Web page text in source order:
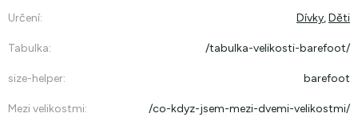
Určení: Dívky,Děti
Tabulka: /tabulka-velikosti-barefoot/
size-helper: barefoot
Mezi velikostmi: /co-kdyz-jsem-mezi-dvemi-velikostmi/